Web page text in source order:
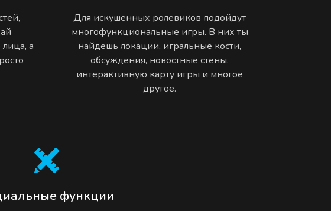
а
Для искушенных ролевиков подойдут
многофункциональные игры. В них ты
найдешь локации, игральные кости,
обсуждения, новостные стены,
интерактивную карту игры и многое
другое.
функции